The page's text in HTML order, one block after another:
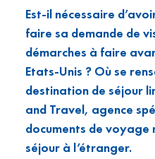
Est-il nécessaire
faire sa demande de
démarches à faire
Etats-Unis ? Où se
destination de séjour
and Travel, agence
documents de voyage
séjour à l’étranger.